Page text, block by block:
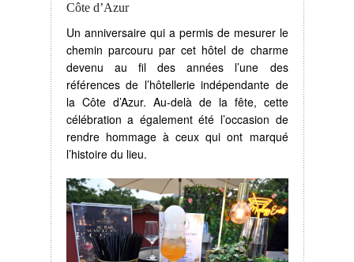
Côte d’Azur
Un anniversaire qui a permis de mesurer le
chemin parcouru par cet hôtel de charme
devenu au fil des années l’une des
références de l’hôtellerie indépendante de
la Côte d’Azur. Au-delà de la fête, cette
célébration a également été l’occasion de
rendre hommage à ceux qui ont marqué
l’histoire du lieu.